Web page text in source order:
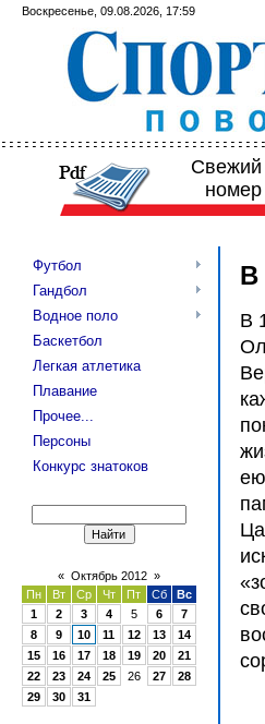
Воскресенье, 09.08.2026, 17:59
Свежий
номер
Футбол
Гандбол
Водное поло
Баскетбол
Легкая атлетика
Плавание
Прочее...
Персоны
Конкурс знатоков
« Октябрь 2012 »
Пн
Вт Ср Чт Пт Сб
Вс
1
2 3 4 5 6
7
8
9 10 11 12 13
14
15
16 17 18 19 20
21
22
23 24 25 26 27
28
29
30 31
В
В